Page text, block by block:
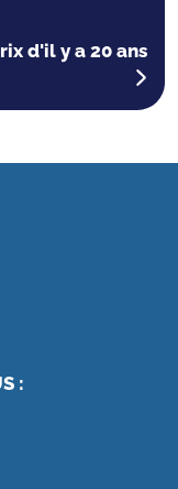
d'il y a 20 ans
: